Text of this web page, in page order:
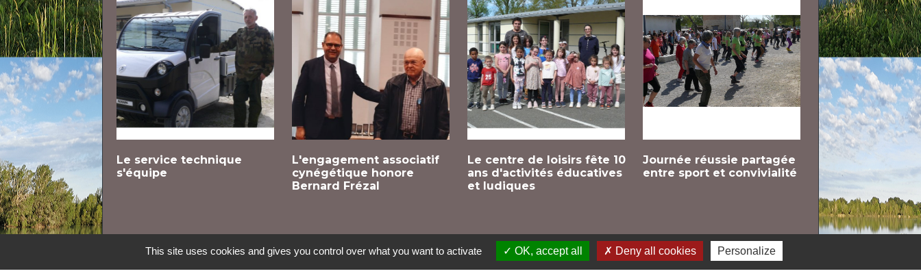
Le service technique
s'équipe
L'engagement associatif
cynégétique honore
Bernard Frézal
Le centre de loisirs fête 10
ans d'activités éducatives
et ludiques
Journée réussie partagée
entre sport et convivialité
un concert
Voir tout
This site uses cookies and gives you control over what you want to activate OK, accept all Deny all cookies Personalize